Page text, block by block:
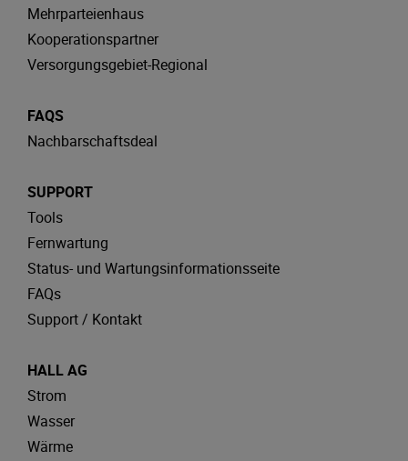
Mehrparteienhaus
Kooperationspartner
Versorgungsgebiet-Regional
FAQS
Nachbarschaftsdeal
SUPPORT
Tools
Fernwartung
Status- und Wartungsinformationsseite
FAQs
Support / Kontakt
HALL AG
Strom
Wasser
Wärme